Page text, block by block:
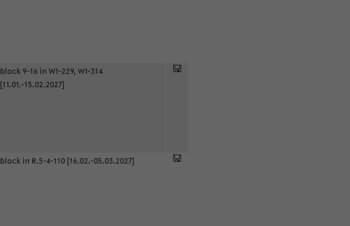
block 9-16 in W1-229, W1-314
[11.01.-15.02.2027]
block in R.5-4-110 [16.02.-05.03.2027]